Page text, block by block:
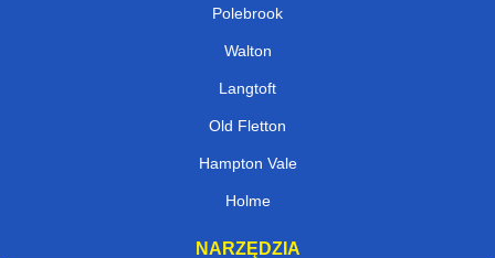
Polebrook
Walton
Langtoft
Old Fletton
Hampton Vale
Holme
NARZĘDZIA